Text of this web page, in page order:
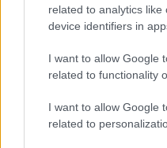
related to analytics like
device identifiers in
I want to allow Google
related to functionality
I want to allow Google
related to
elismert Fletcher
posztgraduális
Elődje, az új
pénteken a